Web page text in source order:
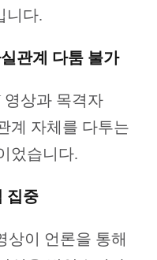
니다.
관계 다툼 불가
영상과 목격자
계 자체를 다투는
었습니다.
집중
상이 언론을 통해